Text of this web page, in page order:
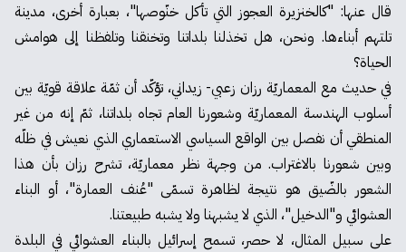
قال عنها: "كالخنزيرة العجوز التي تأكل خنّوصها"، بعبارة أخرى، مدينة
تلتهم أبناءها. ونحن، هل تخذلنا بلداتنا وتخنقنا وتلفظنا إلى هوامش
الحياة؟
في حديث مع المعماريّة رزان زعبي- زيداني، تؤكّد أن ثمّة علاقة قويّة بين
أسلوب الهندسة المعماريّة وشعورنا العام تجاه بلداتنا، ثمّ إنه من غير
المنطقي أن نفصل بين الواقع السياسي الاستعماري الذي نعيش في ظلّه
وبين شعورنا بالاغتراب. من وجهة نظر معماريّة، تشرح رزان بأن هذا
الشعور بالضّيق هو نتيجة لظاهرة تسمّى "عُنف العمارة"، أو البناء
العشوائي و"الدخيل"، الذي لا يشبهنا ولا يشبه طبيعتنا.
على سبيل المثال، لا حصر، تسمح إسرائيل بالبناء العشوائي في البلدة